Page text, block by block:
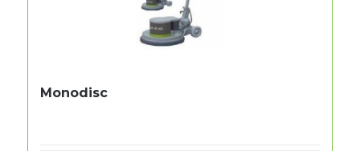
Monodisc